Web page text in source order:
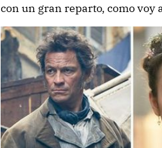
con un gran reparto, como voy